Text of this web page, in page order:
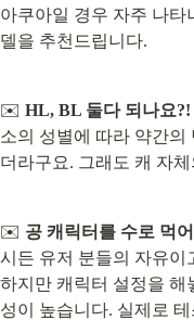
아쿠아일 경우 자주 나타
델을 추천드립니다.
✉️ HL, BL 둘다 되나요?!
소의 성별에 따라 약간의
더라구요. 그래도 캐 자
✉️ 공 캐릭터를 수로 먹
시든 유저 분들의 자유이
하지만 캐릭터 설정을 해
성이 높습니다. 실제로